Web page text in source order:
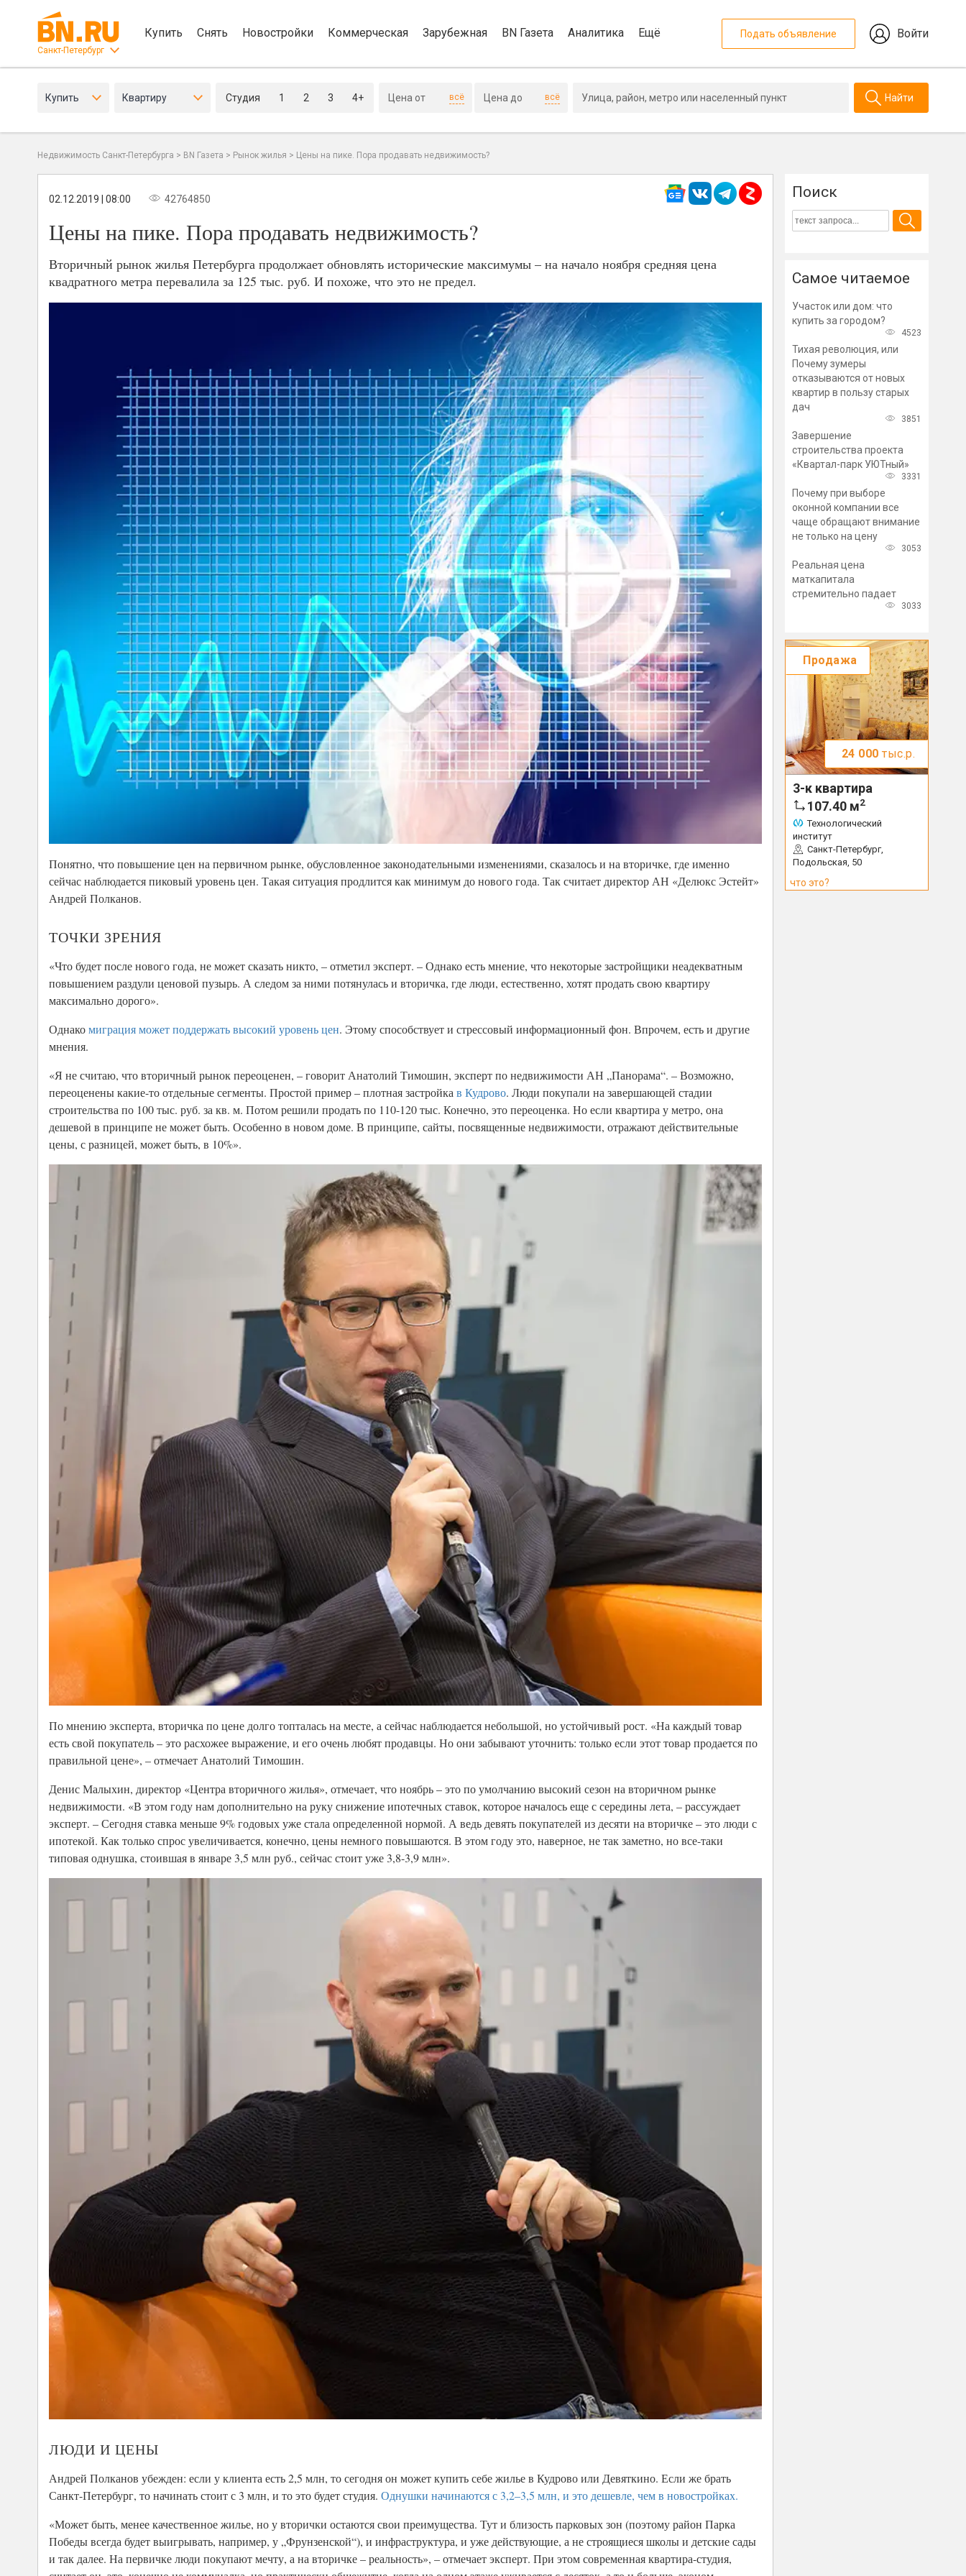
Санкт-Петербург
Купить Снять Новостройки Коммерческая Зарубежная BN Газета Аналитика Ещё Подать объявление Войти
Купить Квартиру Студия 1 2 3 4+ всё всё Найти
Недвижимость Санкт-Петербурга > BN Газета > Рынок жилья > Цены на пике. Пора продавать недвижимость?
02.12.2019 | 08:00 42764850
Цены на пике. Пора продавать недвижимость?
Вторичный рынок жилья Петербурга продолжает обновлять исторические максимумы – на начало ноября средняя цена
квадратного метра перевалила за 125 тыс. руб. И похоже, что это не предел.
Понятно, что повышение цен на первичном рынке, обусловленное законодательными изменениями, сказалось и на вторичке, где именно
сейчас наблюдается пиковый уровень цен. Такая ситуация продлится как минимум до нового года. Так считает директор АН «Делюкс Эстейт»
Андрей Полканов.
ТОЧКИ ЗРЕНИЯ
«Что будет после нового года, не может сказать никто, – отметил эксперт. – Однако есть мнение, что некоторые застройщики неадекватным
повышением раздули ценовой пузырь. А следом за ними потянулась и вторичка, где люди, естественно, хотят продать свою квартиру
максимально дорого».
Однакомиграция может поддержать высокий уровень цен. Этому способствует и стрессовый информационный фон. Впрочем, есть и другие
мнения.
«Я не считаю, что вторичный рынок переоценен, – говорит Анатолий Тимошин, эксперт по недвижимости АН „Панорама“. – Возможно,
переоценены какие-то отдельные сегменты. Простой пример – плотная застройка в Кудрово. Люди покупали на завершающей стадии
строительства по 100 тыс. руб. за кв. м. Потом решили продать по 110-120 тыс. Конечно, это переоценка. Но если квартира у метро, она
дешевой в принципе не может быть. Особенно в новом доме. В принципе, сайты, посвященные недвижимости, отражают действительные
цены, с разницей, может быть, в 10%».
По мнению эксперта, вторичка по цене долго топталась на месте, а сейчас наблюдается небольшой, но устойчивый рост. «На каждый товар
есть свой покупатель – это расхожее выражение, и его очень любят продавцы. Но они забывают уточнить: только если этот товар продается по
правильной цене», – отмечает Анатолий Тимошин.
Денис Малыхин, директор «Центра вторичного жилья», отмечает, что ноябрь – это по умолчанию высокий сезон на вторичном рынке
недвижимости. «В этом году нам дополнительно на руку снижение ипотечных ставок, которое началось еще с середины лета, – рассуждает
эксперт. – Сегодня ставка меньше 9% годовых уже стала определенной нормой. А ведь девять покупателей из десяти на вторичке – это люди с
ипотекой. Как только спрос увеличивается, конечно, цены немного повышаются. В этом году это, наверное, не так заметно, но все-таки
типовая однушка, стоившая в январе 3,5 млн руб., сейчас стоит уже 3,8-3,9 млн».
ЛЮДИ И ЦЕНЫ
Андрей Полканов убежден: если у клиента есть 2,5 млн, то сегодня он может купить себе жилье в Кудрово или Девяткино. Если же брать
Санкт-Петербург, то начинать стоит с 3 млн, и то это будет студия. Однушки начинаются с 3,2–3,5 млн, и это дешевле, чем в новостройках.
«Может быть, менее качественное жилье, но у вторички остаются свои преимущества. Тут и близость парковых зон (поэтому район Парка
Победы всегда будет выигрывать, например, у „Фрунзенской“), и инфраструктура, и уже действующие, а не строящиеся школы и детские сады
и так далее. На первичке люди покупают мечту, а на вторичке – реальность», – отмечает эксперт. При этом современная квартира-студия,
Поиск
Самое читаемое
Участок или дом: что
купить за городом?
4523
Тихая революция, или
Почему зумеры
отказываются от новых
квартир в пользу старых
дач
3851
Завершение
строительства проекта
«Квартал-парк УЮТный»
3331
Почему при выборе
оконной компании все
чаще обращают внимание
не только на цену
3053
Реальная цена
маткапитала
стремительно падает
3033
Продажа
24 000 тыс.р.
3-к квартира
107.40 м2
Технологический
институт
Санкт-Петербург,
Подольская, 50
что это?